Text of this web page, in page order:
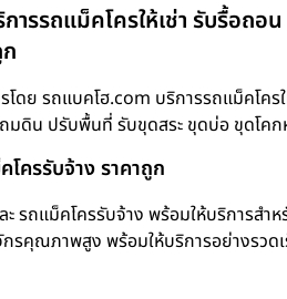
ารรถแม็คโครให้เช่า รับรื้อ
โดย รถแบคโฮ.com บริการรถแม็คโค
ดิน ปรับพื้นที่ รับขุดสระ ขุดบ่อ ขุดโค
โครรับจ้าง ราคาถูก
ะ รถแม็คโครรับจ้าง พร้อมให้บริการ
คุณภาพสูง พร้อมให้บริการอย่างรวดเ